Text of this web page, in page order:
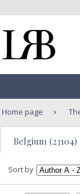
Home page
Belgium (23104)
Sort by